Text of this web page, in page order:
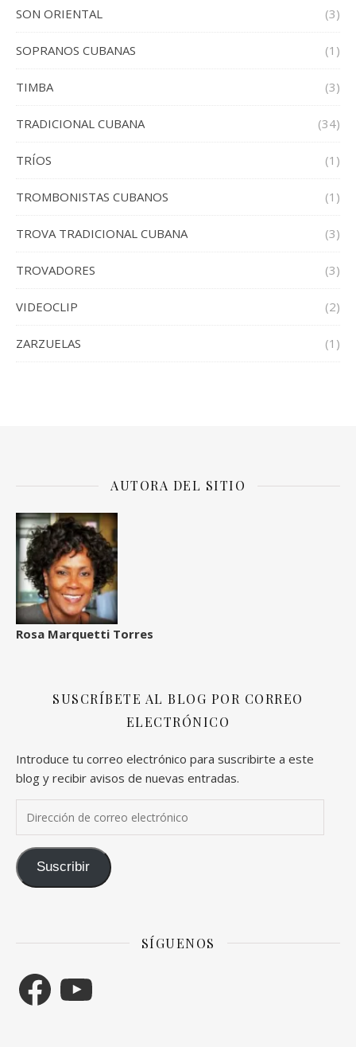
SON ORIENTAL (3)
SOPRANOS CUBANAS (1)
TIMBA (3)
TRADICIONAL CUBANA (34)
TRÍOS (1)
TROMBONISTAS CUBANOS (1)
TROVA TRADICIONAL CUBANA (3)
TROVADORES (3)
VIDEOCLIP (2)
ZARZUELAS (1)
AUTORA DEL SITIO
Rosa Marquetti Torres
SUSCRÍBETE AL BLOG POR CORREO
ELECTRÓNICO
Introduce tu correo electrónico para suscribirte a este
blog y recibir avisos de nuevas entradas.
Suscribir
SÍGUENOS
Facebook